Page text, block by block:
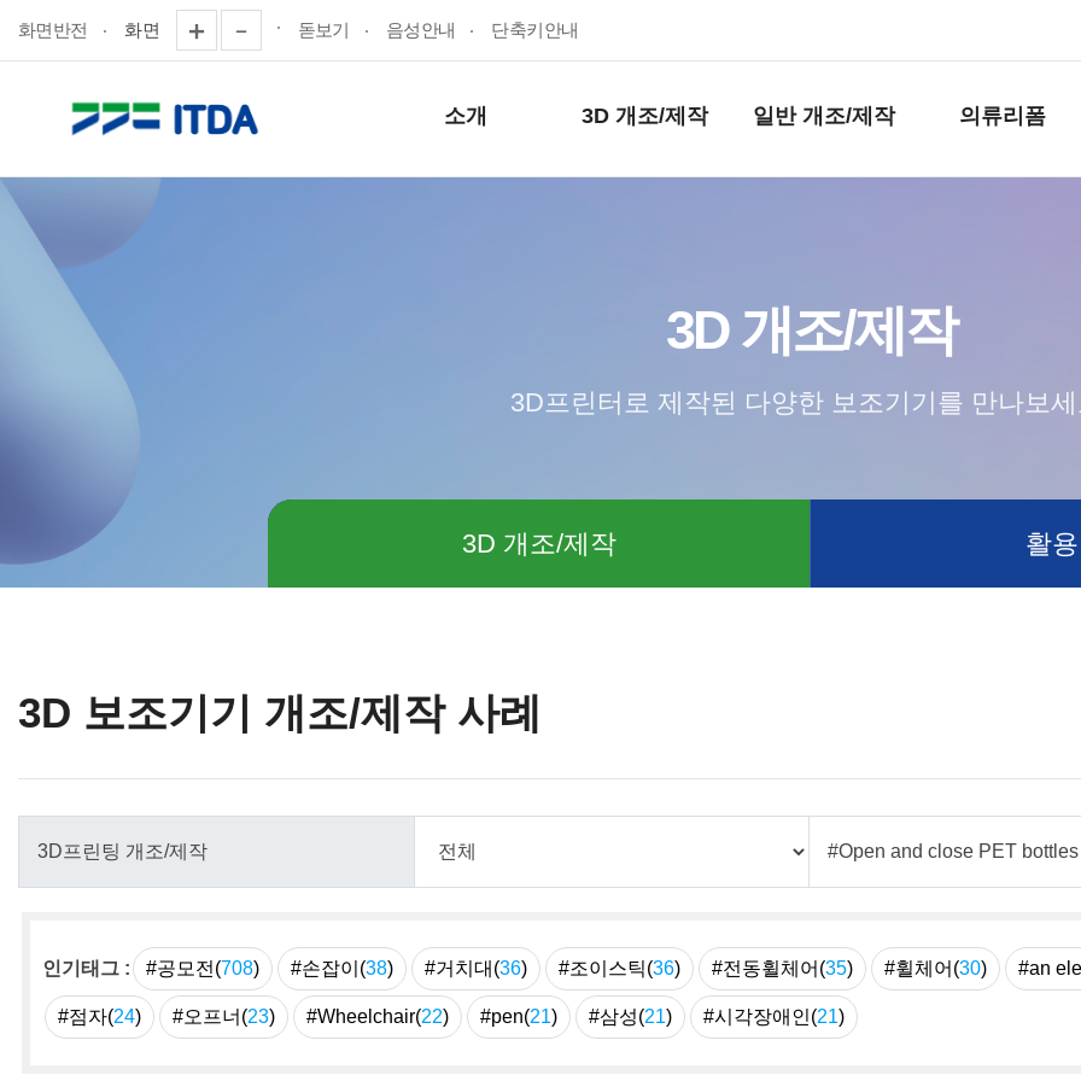
화면반전 화면 돋보기 음성안내 단축키안내
소개 3D 개조/제작 일반 개조/제작 의류리폼
3D 개조/제작
3D프린터로 제작된 다양한 보조기기를 만나보
3D 개조/제작 활
3D 보조기기 개조/제작 사례
인기태그 : #공모전(708) #손잡이(38) #거치대(36) #조이스틱(36) #전동휠체어(35) #휠체어(30) #an
#점자(24) #오프너(23) #Wheelchair(22) #pen(21) #삼성(21) #시각장애인(21)